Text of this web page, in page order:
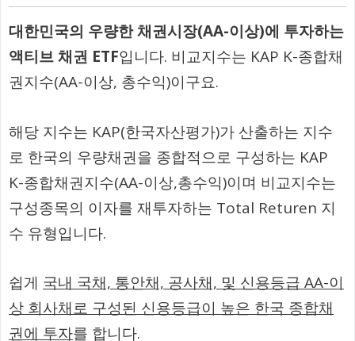
대한민국의 우량한 채권시장(AA-이상)에 투자하는
액티브 채권 ETF입니다. 비교지수는 KAP K-종합채
권지수(AA-이상, 총수익)이구요.
해당 지수는 KAP(한국자산평가)가 산출하는 지수
로 한국의 우량채권을 종합적으로 구성하는 KAP
K-종합채권지수(AA-이상,총수익)이며 비교지수는
구성종목의 이자를 재투자하는 Total Returen 지
수 유형입니다.
쉽게 국내 국채, 통안채, 공사채, 및 신용등급 AA-이
상 회사채로 구성된 신용등급이 높은 한국 종합채
권에 투자를 합니다.